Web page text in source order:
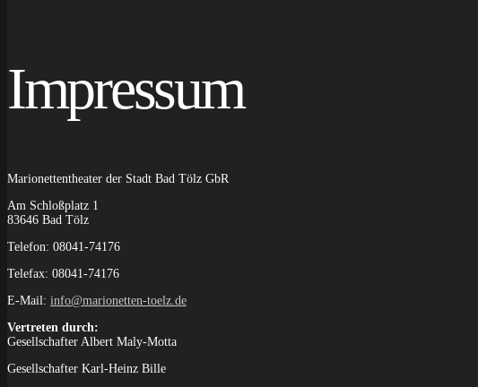
Impressum
Marionettentheater der Stadt Bad Tölz GbR
Am Schloßplatz 1
83646 Bad Tölz
Telefon: 08041-74176
Telefax: 08041-74176
E-Mail: info@marionetten-toelz.de
Vertreten durch:
Gesellschafter Albert Maly-Motta
Gesellschafter Karl-Heinz Bille